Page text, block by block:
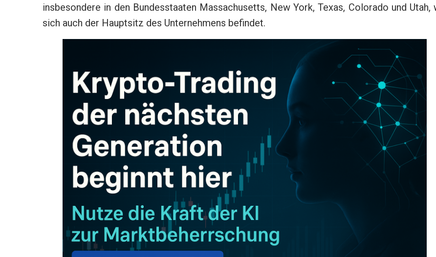
insbesondere in den Bundesstaaten Massachusetts, New York, Texas, Colorado und Utah,
sich auch der Hauptsitz des Unternehmens befindet.